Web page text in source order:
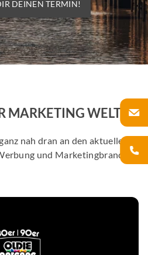
DEINEN TERMIN!
MARKETING WELT
nah dran an den aktuellen
und Marketingbranche.